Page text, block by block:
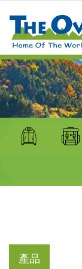
產品